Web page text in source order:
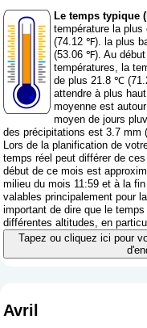
Le temps typique
température la
(74.12 ℉). la plus
(53.06 ℉). Au
températures, la
de plus 21.8 ℃
attendre à plus
moyenne est
moyen de jours
des précipitations est 3.7 mm
Lors de la planification de
temps réel peut différer de
début de ce mois est
milieu du mois 11:59 et à la
valables principalement pour
important de dire que le
différentes altitudes, en
Tapez ou cliquez ici pour
Avril